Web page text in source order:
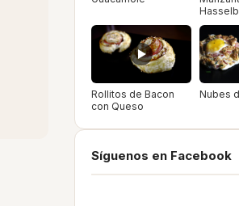
Rollitos de Bacon
con Queso
Nubes
Síguenos en Facebook